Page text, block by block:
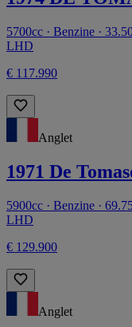
5700cc · Benzine ·
LHD
€ 117.990
Anglet
1971 De
5900cc · Benzine ·
LHD
€ 129.900
Anglet